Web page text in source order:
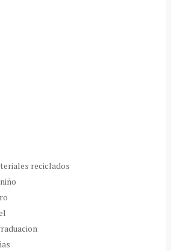
reciclados